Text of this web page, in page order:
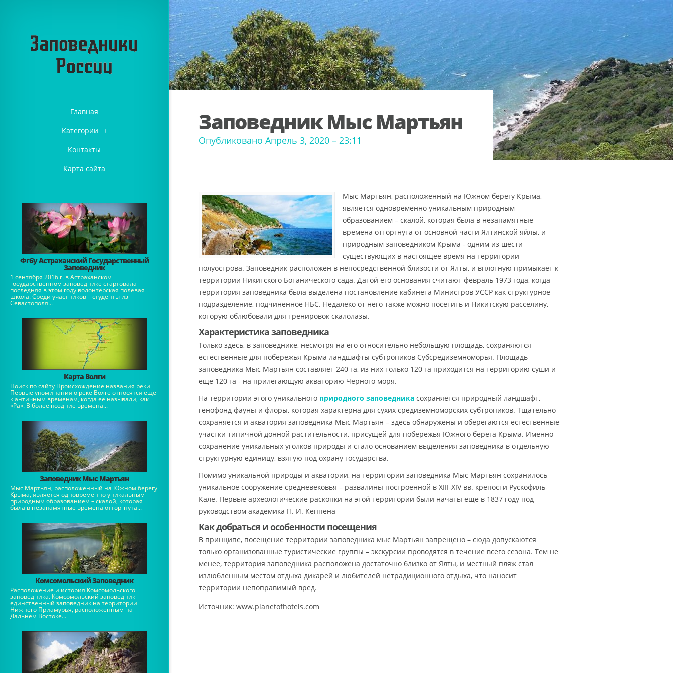
Главная
Категории +
Контакты
Карта сайта
Фгбу Астраханский Государственный
Заповедник
1 сентября 2016 г. в Астраханском
государственном заповеднике стартовала
последняя в этом году волонтёрская полевая
школа. Среди участников – студенты из
Севастополя...
Карта Волги
Поиск по сайту Происхождение названия реки
Первые упоминания о реке Волге относятся еще
к античным временам, когда её называли, как
«Ра». В более поздние времена...
Заповедник Мыс Мартьян
Мыс Мартьян, расположенный на Южном берегу
Крыма, является одновременно уникальным
природным образованием – скалой, которая
была в незапамятные времена отторгнута...
Комсомольский Заповедник
Расположение и история Комсомольского
заповедника. Комсомольский заповедник –
единственный заповедник на территории
Нижнего Приамурья, расположенным на
Дальнем Востоке...
Заповедник Мыс Мартьян
Опубликовано Апрель 3, 2020 – 23:11
Мыс Мартьян, расположенный на Южном берегу Крыма,
является одновременно уникальным природным
образованием – скалой, которая была в незапамятные
времена отторгнута от основной части Ялтинской яйлы, и
природным заповедником Крыма - одним из шести
существующих в настоящее время на территории
полуострова. Заповедник расположен в непосредственной близости от Ялты, и вплотную примыкает к
территории Никитского Ботанического сада. Датой его основания считают февраль 1973 года, когда
территория заповедника была выделена постановление кабинета Министров УССР как структурное
подразделение, подчиненное НБС. Недалеко от него также можно посетить и Никитскую расселину,
которую облюбовали для тренировок скалолазы.
Характеристика заповедника
Только здесь, в заповеднике, несмотря на его относительно небольшую площадь, сохраняются
естественные для побережья Крыма ландшафты субтропиков Субсредиземноморья. Площадь
заповедника Мыс Мартьян составляет 240 га, из них только 120 га приходится на территорию суши и
еще 120 га - на прилегающую акваторию Черного моря.
На территории этого уникального природного заповедника сохраняется природный ландшафт,
генофонд фауны и флоры, которая характерна для сухих средиземноморских субтропиков. Тщательно
сохраняется и акватория заповедника Мыс Мартьян – здесь обнаружены и оберегаются естественные
участки типичной донной растительности, присущей для побережья Южного берега Крыма. Именно
сохранение уникальных уголков природы и стало основанием выделения заповедника в отдельную
структурную единицу, взятую под охрану государства.
Помимо уникальной природы и акватории, на территории заповедника Мыс Мартьян сохранилось
уникальное сооружение средневековья – развалины построенной в XIII-XIV вв. крепости Рускофиль-
Кале. Первые археологические раскопки на этой территории были начаты еще в 1837 году под
руководством академика П. И. Кеппена
Как добраться и особенности посещения
В принципе, посещение территории заповедника мыс Мартьян запрещено – сюда допускаются
только организованные туристические группы – экскурсии проводятся в течение всего сезона. Тем не
менее, территория заповедника расположена достаточно близко от Ялты, и местный пляж стал
излюбленным местом отдыха дикарей и любителей нетрадиционного отдыха, что наносит
территории непоправимый вред.
Источник: www.planetofhotels.com